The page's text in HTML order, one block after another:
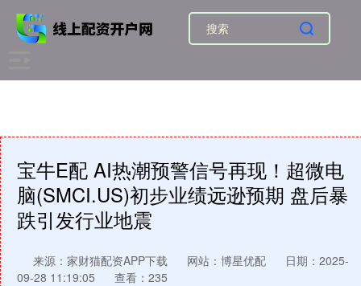
宝牛E配 AI热潮预警信号再现！超微电
脑(SMCI.US)初步业绩远逊预期 盘后暴
跌引发行业地震
来源：家财猫配资APP下载 网站：博星优配
日期：2025-
09-28 11:19:05
查看：235